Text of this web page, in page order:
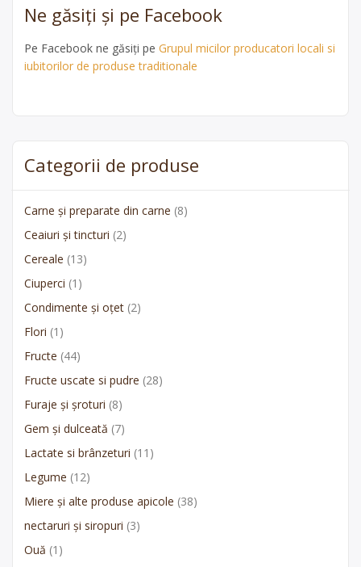
Ne găsiți și pe Facebook
Pe Facebook ne găsiți pe Grupul micilor producatori locali si
iubitorilor de produse traditionale
Categorii de produse
Carne și preparate din carne (8)
Ceaiuri și tincturi (2)
Cereale (13)
Ciuperci (1)
Condimente și oțet (2)
Flori (1)
Fructe (44)
Fructe uscate si pudre (28)
Furaje și șroturi (8)
Gem și dulceată (7)
Lactate si brânzeturi (11)
Legume (12)
Miere și alte produse apicole (38)
nectaruri și siropuri (3)
Ouă (1)